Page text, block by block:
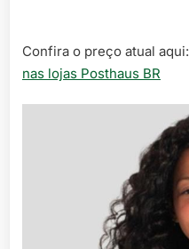
Confira o preço atual aqui:
nas lojas Posthaus BR